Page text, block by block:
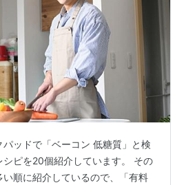
ッドで「ベーコン 低糖質」と検
ピを20個紹介しています。 その
い順に紹介しているので、「有料